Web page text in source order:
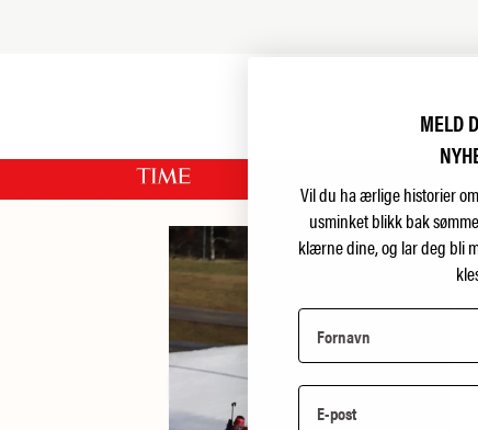
MELD
Vil du ha ærlige historier
usminket blikk bak
klærne dine, og lar deg bli